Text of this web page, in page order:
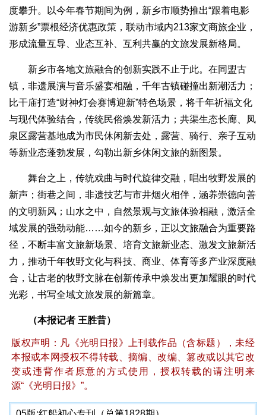
度攀升。以今年春节期间为例，新乡市顺势推出“跟着电影
游新乡”票根经济优惠政策，联动市域内213家文商旅企业，
形成流量互导、业态互补、互利共赢的文旅发展新格局。
新乡市各地文旅融合的创新实践不止于此。在同盟古
镇，非遗展演与音乐盛宴相融，千年古镇碰撞出新潮活力；
比干庙打造“财神灯会赛博迎新”特色场景，将千年祈福文化
与现代体验结合，传统民俗焕发新活力；共渠生态长廊、凤
泉区露营基地成为市民休闲新去处，露营、骑行、亲子互动
等新业态蓬勃发展，勾勒出新乡休闲文旅的新图景。
舞台之上，传统戏曲与时代旋律交融，唱出牧野发展的
新声；街巷之间，非遗技艺与市井烟火相伴，涵养崇德向善
的文明新风；山水之中，自然景观与文旅体验相融，激活全
域发展的强劲动能……如今的新乡，正以文旅融合为重要路
径，不断丰富文旅新场景、培育文旅新业态、激发文旅新活
力，推动千年牧野文化与科技、商业、体育等多产业深度融
合，让古老的牧野文脉在创新传承中焕发出更加耀眼的时代
光彩，书写全域文旅发展的新篇章。
（本报记者 王胜昔）
版权声明：凡《光明日报》上刊载作品（含标题），未经
本报或本网授权不得转载、摘编、改编、篡改或以其它改
变或违背作者原意的方式使用，授权转载的请注明来
源“《光明日报》”。